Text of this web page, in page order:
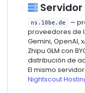
Servidor
ns.10be.de
—
proveedores de
Gemini, OpenAI,
Zhipu GLM con
distribución de
El mismo
Nightscout